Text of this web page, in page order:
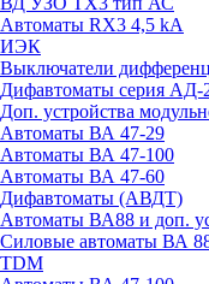
Автоматы RX3 4,5 kA
ИЭК
Выключатели
Дифавтоматы серия
Доп. устройства
Автоматы ВА 47-29
Автоматы ВА 47-100
Автоматы ВА 47-60
Дифавтоматы (АВДТ)
Автоматы ВА88 и доп.
Силовые автоматы ВА
TDM